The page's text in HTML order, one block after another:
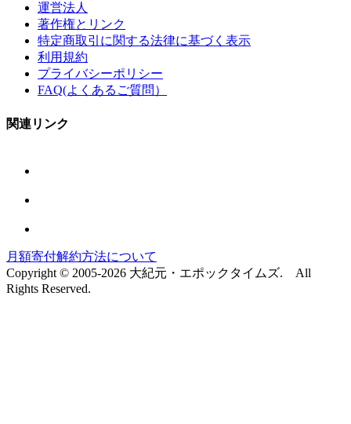
運営法人
著作権とリンク
特定商取引に関する法律に基づく表示
利用規約
プライバシーポリシー
FAQ(よくあるご質問）
関連リンク
月額寄付解約方法について
Copyright © 2005-2026 大紀元・エポックタイムズ. All
Rights Reserved.